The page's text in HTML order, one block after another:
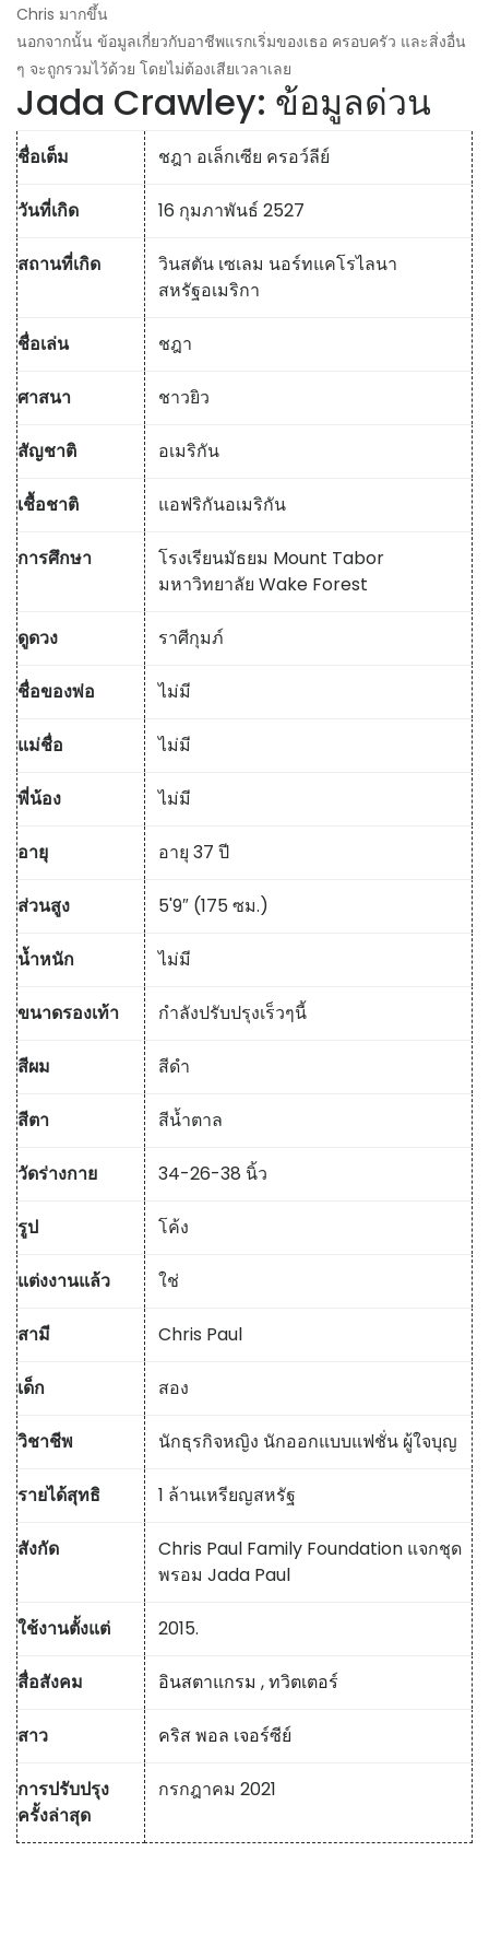
Chris มากขึ้น
นอกจากนั้น ข้อมูลเกี่ยวกับอาชีพแรกเริ่มของเธอ ครอบครัว และสิ่งอื่น
ๆ จะถูกรวมไว้ด้วย โดยไม่ต้องเสียเวลาเลย
Jada Crawley: ข้อมูลด่วน
ชื่อเต็ม ชฎา อเล็กเซีย ครอว์ลีย์
วันที่เกิด 16 กุมภาพันธ์ 2527
สถานที่เกิด
วินสตัน เซเลม นอร์ทแคโรไลนา
สหรัฐอเมริกา
ชื่อเล่น ชฎา
ศาสนา ชาวยิว
สัญชาติ อเมริกัน
เชื้อชาติ แอฟริกันอเมริกัน
การศึกษา
โรงเรียนมัธยม Mount Tabor
มหาวิทยาลัย Wake Forest
ดูดวง ราศีกุมภ์
ชื่อของพ่อ ไม่มี
แม่ชื่อ ไม่มี
พี่น้อง ไม่มี
อายุ อายุ 37 ปี
ส่วนสูง 5'9″ (175 ซม.)
น้ำหนัก ไม่มี
ขนาดรองเท้า กำลังปรับปรุงเร็วๆนี้
สีผม สีดำ
สีตา สีน้ำตาล
วัดร่างกาย 34-26-38 นิ้ว
รูป โค้ง
แต่งงานแล้ว ใช่
สามี Chris Paul
เด็ก สอง
วิชาชีพ นักธุรกิจหญิง นักออกแบบแฟชั่น ผู้ใจบุญ
รายได้สุทธิ 1 ล้านเหรียญสหรัฐ
สังกัด
Chris Paul Family Foundation แจกชุด
พรอม Jada Paul
ใช้งานตั้งแต่ 2015.
สื่อสังคม อินสตาแกรม ,ทวิตเตอร์
สาว คริส พอล เจอร์ซีย์
การปรับปรุง
ครั้งล่าสุด
กรกฎาคม 2021